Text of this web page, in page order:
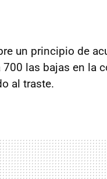
un principio de
700 las bajas en la
al traste.